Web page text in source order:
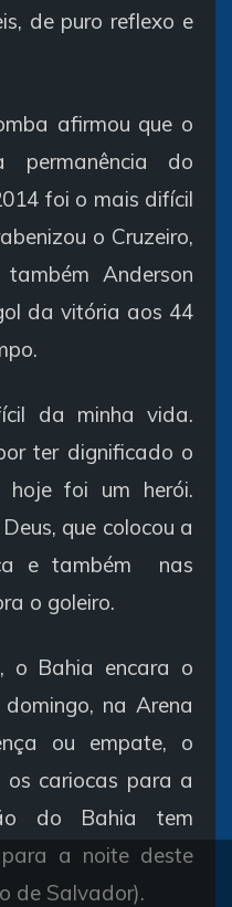
de puro reflexo e
afirmou que o
do
foi o mais difícil
o Cruzeiro,
Anderson
da vitória aos 44
da minha vida.
ter dignificado o
hoje foi um herói.
que colocou a
e também nas
o goleiro.
o Bahia encara o
na Arena
ou empate, o
os cariocas para a
do Bahia tem
para a noite deste
de Salvador).